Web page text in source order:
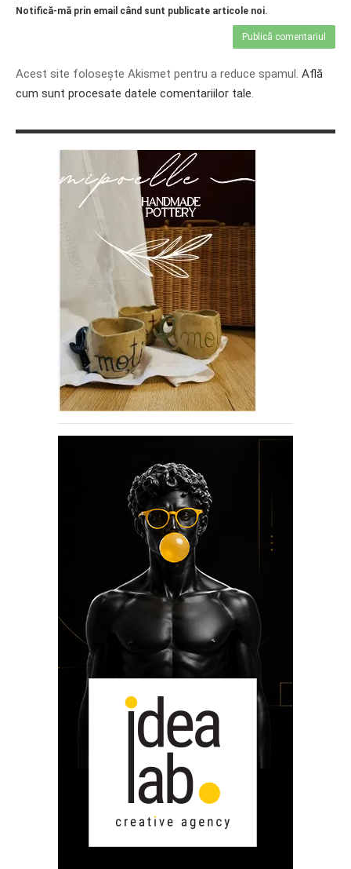
Notifică-mă prin email când sunt publicate articole noi.
Acest site folosește Akismet pentru a reduce spamul. Află
cum sunt procesate datele comentariilor tale.